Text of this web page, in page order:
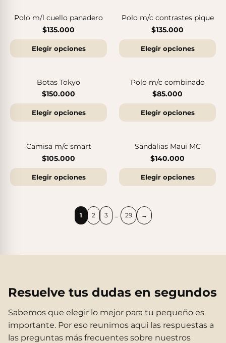
Polo m/l cuello panadero
$135.000
Elegir opciones
Polo m/c contrastes pique
$135.000
Elegir opciones
Botas Tokyo
$150.000
Elegir opciones
Polo m/c combinado
$85.000
Elegir opciones
Camisa m/c smart
$105.000
Elegir opciones
Sandalias Maui MC
$140.000
Elegir opciones
1 2 3 … 29 →
Resuelve tus dudas en segundos
Sabemos que elegir lo mejor para tu pequeño es
importante. Por eso reunimos aquí las respuestas a
las preguntas más frecuentes sobre nuestros
Sandalias Maui MC
Cangrejeras Nico MC